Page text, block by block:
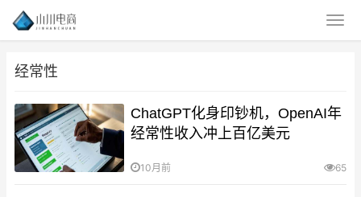
经常性
ChatGPT化身印钞机，OpenAI年
经常性收入冲上百亿美元
10月前 65